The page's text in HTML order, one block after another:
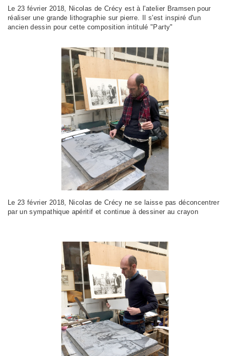
Le 23 février 2018, Nicolas de Crécy est à l'atelier Bramsen pour
réaliser une grande lithographie sur pierre. Il s'est inspiré d'un
ancien dessin pour cette composition intitulé "Party"
Le 23 février 2018, Nicolas de Crécy ne se laisse pas déconcentrer
par un sympathique apéritif et continue à dessiner au crayon